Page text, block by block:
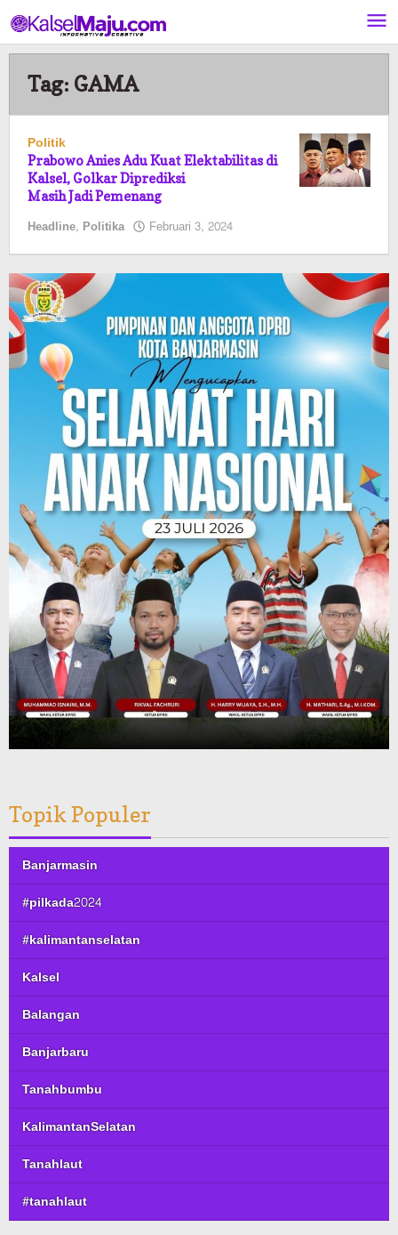
ke
konten
Tag: GAMA
Politik
Prabowo Anies Adu Kuat Elektabilitas di
Kalsel, Golkar Diprediksi
Masih Jadi Pemenang
Headline, Politika Februari 3, 2024
pratiwi
Topik Populer
Banjarmasin
#pilkada2024
#kalimantanselatan
Kalsel
Balangan
Banjarbaru
Tanahbumbu
KalimantanSelatan
Tanahlaut
#tanahlaut